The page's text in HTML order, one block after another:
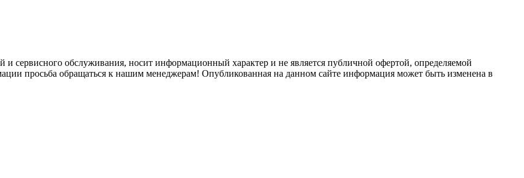
и сервисного обслуживания, носит информационный характер и не является публичной офертой, определяемой
просьба обращаться к нашим менеджерам! Опубликованная на данном сайте информация может быть изменена в